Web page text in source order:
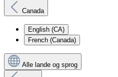
Canada
English (CA)
French (Canada)
Alle lande og sprog